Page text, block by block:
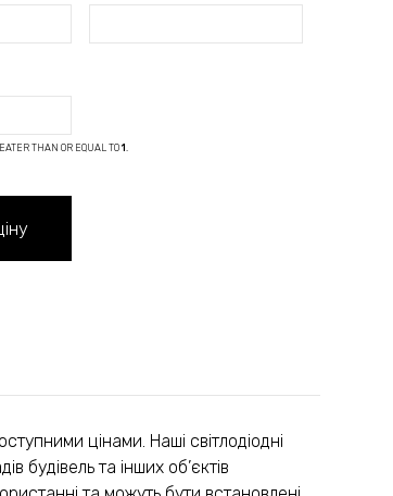
THAN OR EQUAL TO 1
цінами. Наші світлодіодні
будівель та інших об’єктів